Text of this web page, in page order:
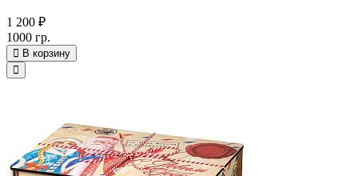
1 200 ₽
1000 гр.
В корзину